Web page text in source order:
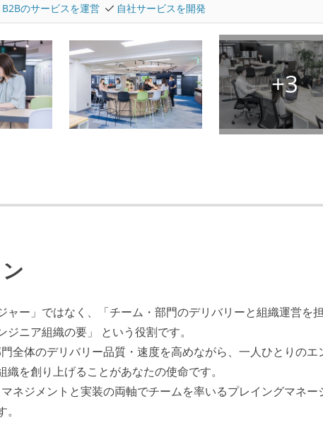
B2Bのサービスを運営 自社サービスを開発
ー」ではなく、「チーム・部門のデリバリーと組織運営を
ニア組織の要」 という役割です。
全体のデリバリー品質・速度を高めながら、一人ひとりのエ
を創り上げることがあなたの使命です。
ネジメントと実装の両軸でチームを率いるプレイングマネー